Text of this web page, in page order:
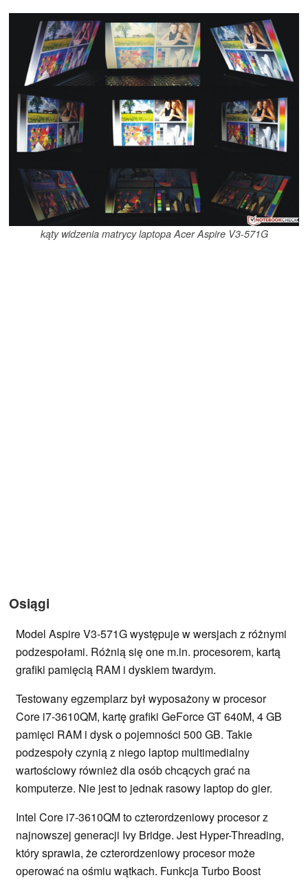
kąty widzenia matrycy laptopa Acer Aspire V3-571G
Osiągi
Model Aspire V3-571G występuje w wersjach z różnymi
podzespołami. Różnią się one m.in. procesorem, kartą
grafiki pamięcią RAM i dyskiem twardym.
Testowany egzemplarz był wyposażony w procesor
Core i7-3610QM, kartę grafiki GeForce GT 640M, 4 GB
pamięci RAM i dysk o pojemności 500 GB. Takie
podzespoły czynią z niego laptop multimedialny
wartościowy również dla osób chcących grać na
komputerze. Nie jest to jednak rasowy laptop do gier.
Intel Core i7-3610QM to czterordzeniowy procesor z
najnowszej generacji Ivy Bridge. Jest Hyper-Threading,
który sprawia, że czterordzeniowy procesor może
operować na ośmiu wątkach. Funkcja Turbo Boost